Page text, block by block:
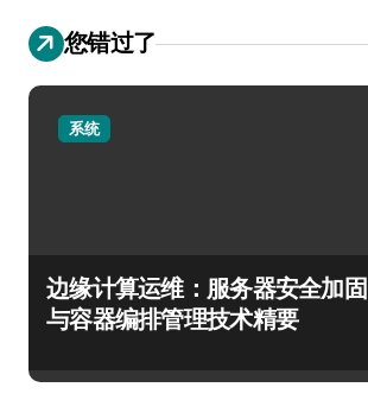
您错过了
系统
边缘计算运维：服务器安全加固
与容器编排管理技术精要